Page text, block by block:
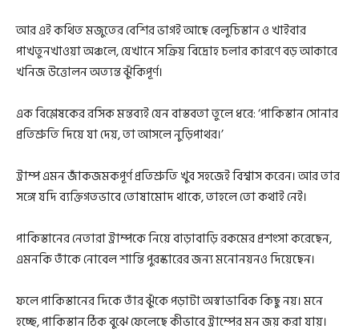
আর এই কথিত মজুতের বেশির ভাগই আছে বেলুচিস্তান ও খাইবার
পাখতুনখাওয়া অঞ্চলে, যেখানে সক্রিয় বিদ্রোহ চলার কারণে বড় আকারে
খনিজ উত্তোলন অত্যন্ত ঝুঁকিপূর্ণ।
এক বিশ্লেষকের রসিক মন্তব্যই যেন বাস্তবতা তুলে ধরে: ‘পাকিস্তান সোনার
প্রতিশ্রুতি দিয়ে যা দেয়, তা আসলে নুড়িপাথর।’
ট্রাম্প এমন জাঁকজমকপূর্ণ প্রতিশ্রুতি খুব সহজেই বিশ্বাস করেন। আর তার
সঙ্গে যদি ব্যক্তিগতভাবে তোষামোদ থাকে, তাহলে তো কথাই নেই।
পাকিস্তানের নেতারা ট্রাম্পকে নিয়ে বাড়াবাড়ি রকমের প্রশংসা করেছেন,
এমনকি তাঁকে নোবেল শান্তি পুরস্কারের জন্য মনোনয়নও দিয়েছেন।
ফলে পাকিস্তানের দিকে তাঁর ঝুঁকে পড়াটা অস্বাভাবিক কিছু নয়। মনে
হচ্ছে, পাকিস্তান ঠিক বুঝে ফেলেছে কীভাবে ট্রাম্পের মন জয় করা যায়।